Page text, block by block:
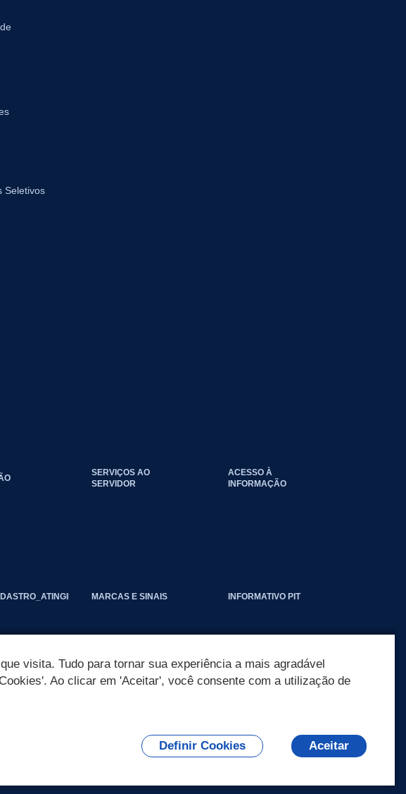
Seletivos
SERVIÇOS AO
SERVIDOR
ACESSO À
INFORMAÇÃO
MARCAS E SINAIS INFORMATIVO PIT
visita. Tudo para tornar sua experiência a mais agradável
Ao clicar em 'Aceitar', você consente com a utilização de
Definir Cookies Aceitar